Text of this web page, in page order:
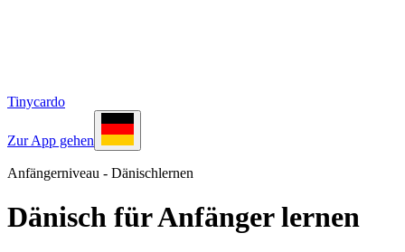
Tinycardo
Zur App gehen
Anfängerniveau - Dänischlernen
Dänisch für Anfänger lernen